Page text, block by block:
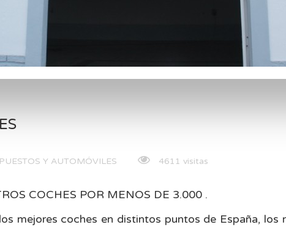
Y AUTOMÓVILES 4611 visitas
COCHES POR MENOS DE 3.000 .
mejores coches en distintos puntos de España, los